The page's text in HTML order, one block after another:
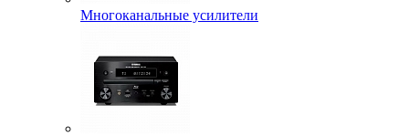
Многоканальные усилители